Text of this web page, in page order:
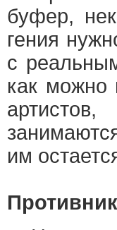
буфер,
гения
с
как можно
им